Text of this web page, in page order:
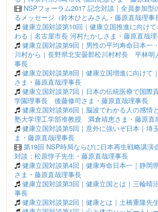
NSPフォーラム2017 記念対談｜全員参加型
るメッセージ（鈴木ひとみさん・藤原直哉理事
健康立国対談第10回｜健康立国推進に向け
わる｜名古屋市長 河村たかしさま・藤原直哉
健康立国対談第9回｜男性の平均寿命日本一
川村から｜長野県北安曇郡松川村村長 平林明
事長
健康立国対談第8回｜健康立国増進に向けて
さま・藤原直哉理事長
健康立国対談第7回｜日本の伝統医療で国際
学園理事長 後藤修司さま・藤原直哉理事長
健康立国対談第6回｜脳波でわかる人の感情
塾大学理工学部准教授 満倉靖恵さま・藤原直
健康立国対談第5回｜意外に強いぞ日本｜埼
ま・藤原直哉理事長
第19回 NSP時局ならびに日本再生戦略講演
対談：松原惇子先生・藤原直哉理事長
健康立国対談第4回｜健康寿命日本一｜静岡
さま・藤原直哉理事長
健康立国対談第3回｜健康立国とは｜三輪晴
事長
健康立国対談第2回｜健康とは｜土橋重隆先